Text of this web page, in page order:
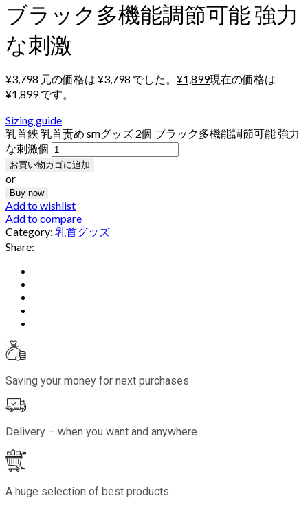
ブラック多機能調節可能 強力
な刺激
¥3,798 元の価格は ¥3,798 でした。 ¥1,899現在の価格は
¥1,899 です。
Sizing guide
乳首鋏 乳首责め smグッズ 2個 ブラック多機能調節可能 強力
な刺激個
お買い物カゴに追加
or
Buy now
Add to wishlist
Add to compare
Category: 乳首グッズ
Share:
Saving your money for next purchases
Delivery – when you want and anywhere
A huge selection of best products